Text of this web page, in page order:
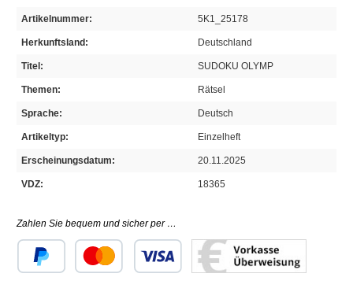
Artikelnummer: 5K1_25178
Herkunftsland: Deutschland
Titel: SUDOKU OLYMP
Themen: Rätsel
Sprache: Deutsch
Artikeltyp: Einzelheft
Erscheinungsdatum: 20.11.2025
VDZ: 18365
Zahlen Sie bequem und sicher per …